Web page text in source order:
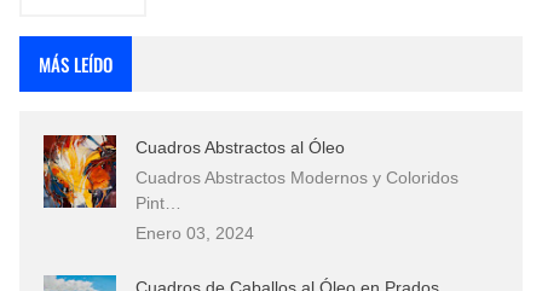
MÁS LEÍDO
Cuadros Abstractos al Óleo
Cuadros Abstractos Modernos y Coloridos
Pint…
Enero 03, 2024
Cuadros de Caballos al Óleo en Prados